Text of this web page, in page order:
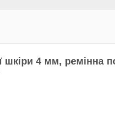
4 мм, ремінна